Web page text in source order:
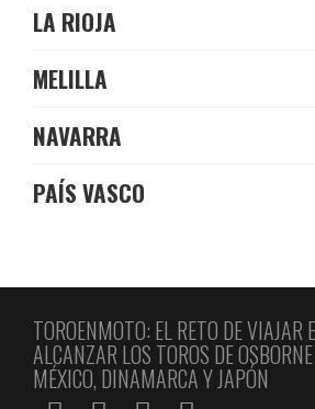
LA RIOJA
MELILLA
NAVARRA
PAÍS VASCO
TOROENMOTO: EL RETO DE VIAJAR
ALCANZAR LOS TOROS DE
MÉXICO, DINAMARCA Y JAPÓN